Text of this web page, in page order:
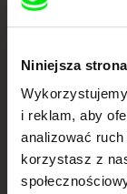
Niniejsza
i reklam, aby
analizować
korzystasz z
CPH:DOX